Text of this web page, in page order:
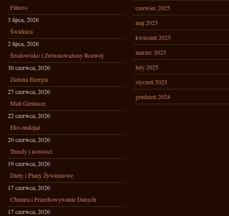
Fitness
3 lipca, 2026
Świdnica
2 lipca, 2026
Środowisko i Zrównoważony Rozwój
30 czerwca, 2026
Zielona Energia
27 czerwca, 2026
Mali Geniusze
22 czerwca, 2026
Eko-makijaż
20 czerwca, 2026
Trendy i nowości
19 czerwca, 2026
Diety i Plany Żywieniowe
17 czerwca, 2026
Chmura i Przechowywanie Danych
17 czerwca, 2026
czerwiec 2025
maj 2025
kwiecień 2025
marzec 2025
luty 2025
styczeń 2025
grudzień 2024